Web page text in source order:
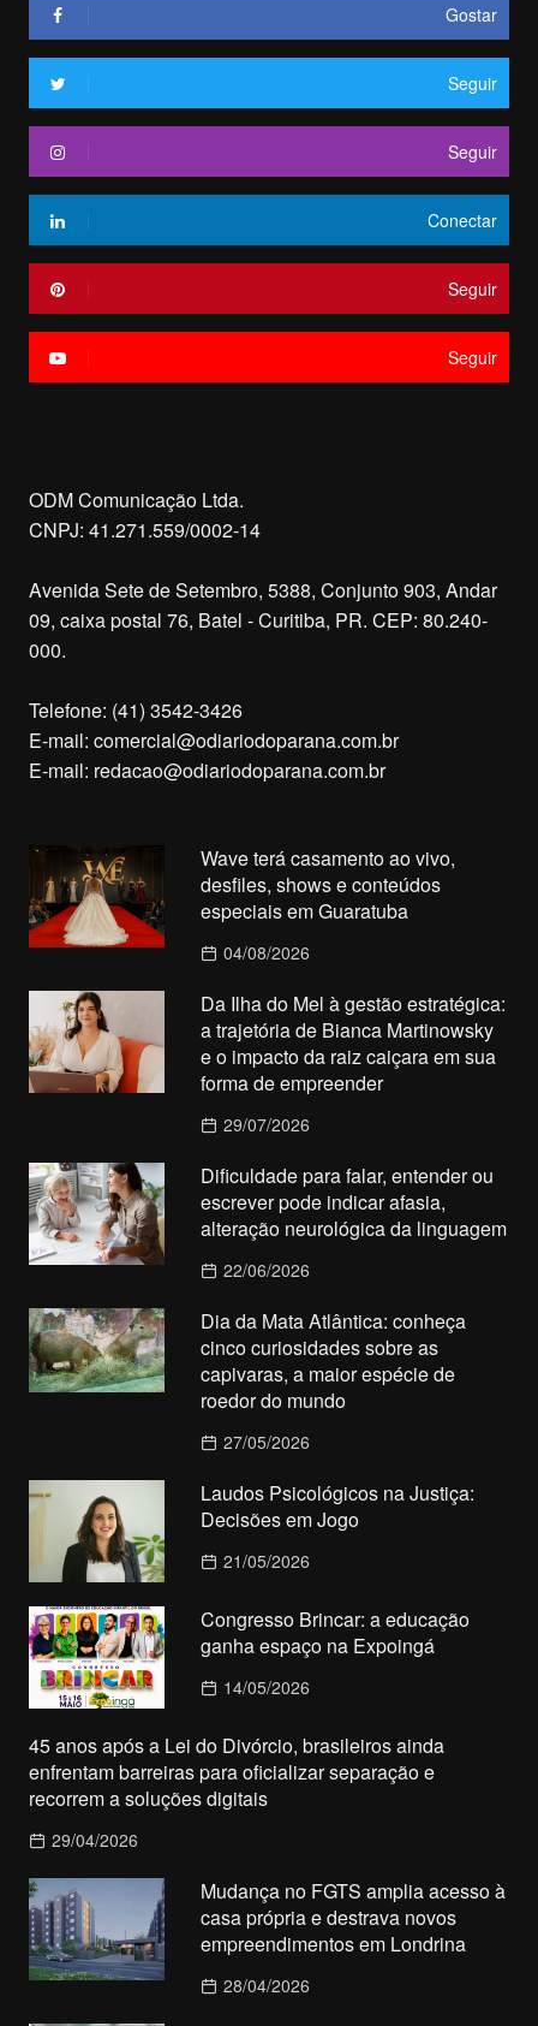
Gostar
Seguir
Seguir
Conectar
Seguir
Seguir
ODM Comunicação Ltda.
CNPJ: 41.271.559/0002-14
Avenida Sete de Setembro, 5388, Conjunto 903, Andar
09, caixa postal 76, Batel - Curitiba, PR. CEP: 80.240-
000.
Telefone: (41) 3542-3426
E-mail: comercial@odiariodoparana.com.br
E-mail: redacao@odiariodoparana.com.br
Wave terá casamento ao vivo,
desfiles, shows e conteúdos
especiais em Guaratuba
04/08/2026
Da Ilha do Mel à gestão estratégica:
a trajetória de Bianca Martinowsky
e o impacto da raiz caiçara em sua
forma de empreender
29/07/2026
Dificuldade para falar, entender ou
escrever pode indicar afasia,
alteração neurológica da linguagem
22/06/2026
Dia da Mata Atlântica: conheça
cinco curiosidades sobre as
capivaras, a maior espécie de
roedor do mundo
27/05/2026
Laudos Psicológicos na Justiça:
Decisões em Jogo
21/05/2026
Congresso Brincar: a educação
ganha espaço na Expoingá
14/05/2026
45 anos após a Lei do Divórcio, brasileiros ainda
enfrentam barreiras para oficializar separação e
recorrem a soluções digitais
29/04/2026
Mudança no FGTS amplia acesso à
casa própria e destrava novos
empreendimentos em Londrina
28/04/2026